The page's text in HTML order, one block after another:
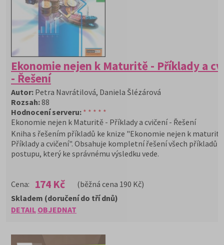
Ekonomie nejen k Maturitě - Příklady a
- Řešení
Autor: Petra Navrátilová, Daniela Šlézárová
Rozsah:88
Hodnocení serveru: * * * * *
Ekonomie nejen k Maturitě - Příklady a cvičení - Řešení
Kniha s řešením příkladů ke knize "Ekonomie nejen k
Příklady a cvičení". Obsahuje kompletní řešení všech příkladů
postupu, který ke správnému výsledku vede.
Cena: 174 Kč (běžná cena 190 Kč)
DETAIL OBJEDNAT
Skladem (doručení do tří dnů)